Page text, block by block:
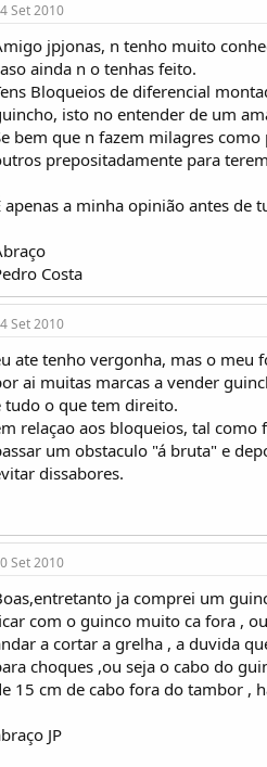
Set 2010
jpjonas, n tenho muito
ainda n o tenhas feito.
Bloqueios de diferencial
isto no entender de um
bem que n fazem milagres
prepositadamente para
apenas a minha opinião antes de
Costa
Set 2010
ate tenho vergonha, mas o meu
ai muitas marcas a vender
tudo o que tem direito.
relaçao aos bloqueios, tal como
um obstaculo "á bruta" e
dissabores.
Set 2010
ja comprei um
com o guinco muito ca fora ,
a cortar a grelha , a duvida
choques ,ou seja o cabo do
15 cm de cabo fora do tambor ,
JP